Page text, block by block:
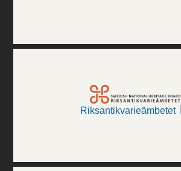
Riksantikvarieämbetet